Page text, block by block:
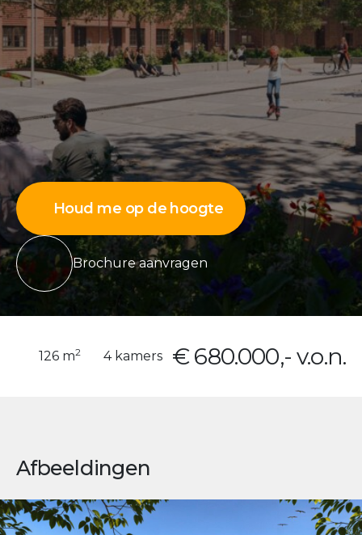
Houd me op de hoogte
Brochure aanvragen
126 m2 4 kamers € 680.000,- v.o.n.
Afbeeldingen